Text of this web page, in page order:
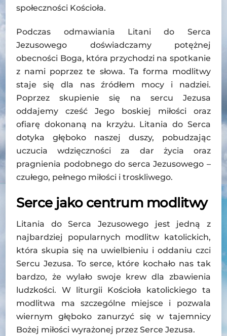
społeczności Kościoła.
Podczas odmawiania Litani do Serca
Jezusowego doświadczamy potężnej
obecności Boga, która przychodzi na spotkanie
z nami poprzez te słowa. Ta forma modlitwy
staje się dla nas źródłem mocy i nadziei.
Poprzez skupienie się na sercu Jezusa
oddajemy cześć Jego boskiej miłości oraz
ofiarę dokonaną na krzyżu. Litania do Serca
dotyka głęboko naszej duszy, pobudzając
uczucia wdzięczności za dar życia oraz
pragnienia podobnego do serca Jezusowego –
czułego, pełnego miłości i troskliwego.
Serce jako centrum modlitwy
Litania do Serca Jezusowego jest jedną z
najbardziej popularnych modlitw katolickich,
która skupia się na uwielbieniu i oddaniu czci
Sercu Jezusa. To serce, które kochało nas tak
bardzo, że wylało swoje krew dla zbawienia
ludzkości. W liturgii Kościoła katolickiego ta
modlitwa ma szczególne miejsce i pozwala
wiernym głęboko zanurzyć się w tajemnicy
Bożej miłości wyrażonej przez Serce Jezusa.